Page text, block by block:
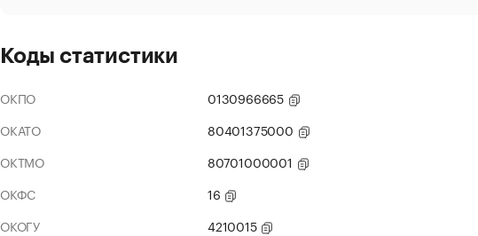
Коды статистики
ОКПО
0130966665
ОКАТО
80401375000
ОКТМО
80701000001
ОКФС
16
ОКОГУ
4210015